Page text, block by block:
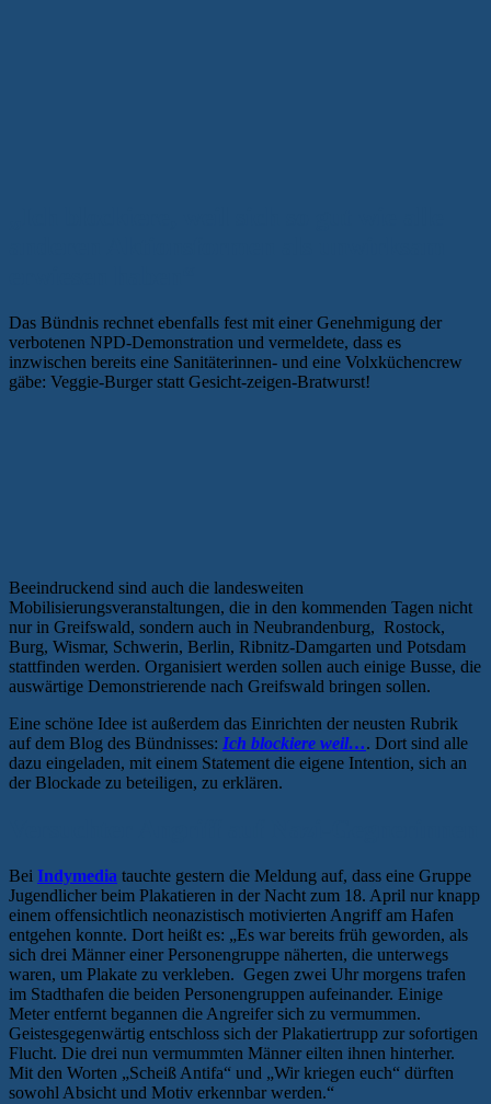
Das Bündnis rechnet ebenfalls fest mit einer Genehmigung der
verbotenen NPD-Demonstration und vermeldete, dass es
inzwischen bereits eine Sanitäterinnen- und eine Volxküchencrew
gäbe: Veggie-Burger statt Gesicht-zeigen-Bratwurst!
Beeindruckend sind auch die landesweiten
Mobilisierungsveranstaltungen, die in den kommenden Tagen nicht
nur in Greifswald, sondern auch in Neubrandenburg, Rostock,
Burg, Wismar, Schwerin, Berlin, Ribnitz-Damgarten und Potsdam
stattfinden werden. Organisiert werden sollen auch einige Busse, die
auswärtige Demonstrierende nach Greifswald bringen sollen.
Eine schöne Idee ist außerdem das Einrichten der neusten Rubrik
auf dem Blog des Bündnisses: Ich blockiere weil…. Dort sind alle
dazu eingeladen, mit einem Statement die eigene Intention, sich an
der Blockade zu beteiligen, zu erklären.
Bei Indymedia tauchte gestern die Meldung auf, dass eine Gruppe
Jugendlicher beim Plakatieren in der Nacht zum 18. April nur knapp
einem offensichtlich neonazistisch motivierten Angriff am Hafen
entgehen konnte. Dort heißt es: „Es war bereits früh geworden, als
sich drei Männer einer Personengruppe näherten, die unterwegs
waren, um Plakate zu verkleben. Gegen zwei Uhr morgens trafen
im Stadthafen die beiden Personengruppen aufeinander. Einige
Meter entfernt begannen die Angreifer sich zu vermummen.
Geistesgegenwärtig entschloss sich der Plakatiertrupp zur sofortigen
Flucht. Die drei nun vermummten Männer eilten ihnen hinterher.
Mit den Worten „Scheiß Antifa“ und „Wir kriegen euch“ dürften
sowohl Absicht und Motiv erkennbar werden.“